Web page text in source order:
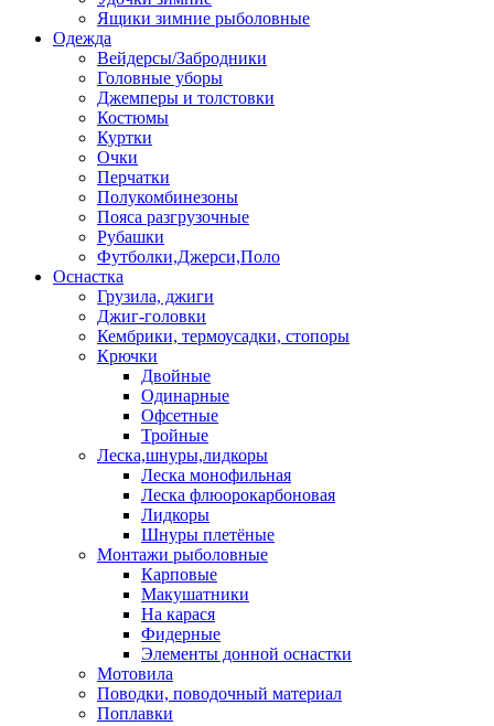
Ящики зимние рыболовные
Одежда
Вейдерсы/Забродники
Головные уборы
Джемперы и толстовки
Костюмы
Куртки
Очки
Перчатки
Полукомбинезоны
Пояса разгрузочные
Рубашки
Футболки,Джерси,Поло
Оснастка
Грузила, джиги
Джиг-головки
Кембрики, термоусадки, стопоры
Крючки
Двойные
Одинарные
Офсетные
Тройные
Леска,шнуры,лидкоры
Леска монофильная
Леска флюорокарбоновая
Лидкоры
Шнуры плетёные
Монтажи рыболовные
Карповые
Макушатники
На карася
Фидерные
Элементы донной оснастки
Мотовила
Поводки, поводочный материал
Поплавки